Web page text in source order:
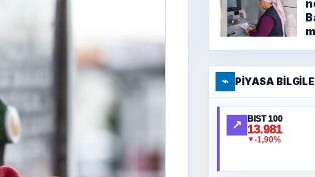
⌁ PIYASA
↗ BIST 100
13.981
▼-1,90%